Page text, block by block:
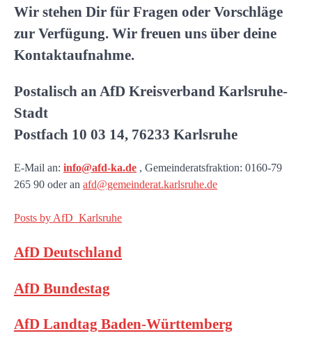
Wir stehen Dir für Fragen oder Vorschläge
zur Verfügung. Wir freuen uns über deine
Kontaktaufnahme.
Postalisch an AfD Kreisverband Karlsruhe-
Stadt
Postfach 10 03 14, 76233 Karlsruhe
E-Mail an: info@afd-ka.de , Gemeinderatsfraktion: 0160-79
265 90 oder an afd@gemeinderat.karlsruhe.de
Posts by AfD_Karlsruhe
AfD Deutschland
AfD Bundestag
AfD Landtag Baden-Württemberg